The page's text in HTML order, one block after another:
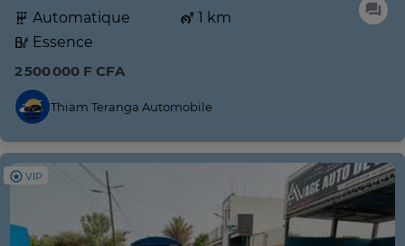
Automatique
1 km
Essence
2 500 000 F CFA
Thiam Teranga Automobile
VIP